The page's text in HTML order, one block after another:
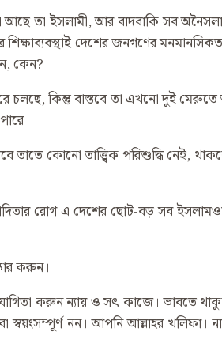
তা ইসলামী, আর বাদবাকি সব
দেশের জনগণের
কেন?
চলছে, কিন্তু বাস্তবে তা এখনো দুই
কোনো তাত্ত্বিক পরিশুদ্ধি নেই,
রোগ এ দেশের ছোট-বড় সব
করুন।
করুন ন্যায় ও সৎ কাজে। ভাবতে
নন। আপনি আল্লাহর খলিফা।